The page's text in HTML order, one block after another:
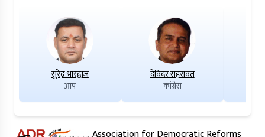
सुरेंद्र भारद्वाज
आप
देविंदर सहरावत
कांग्रेस